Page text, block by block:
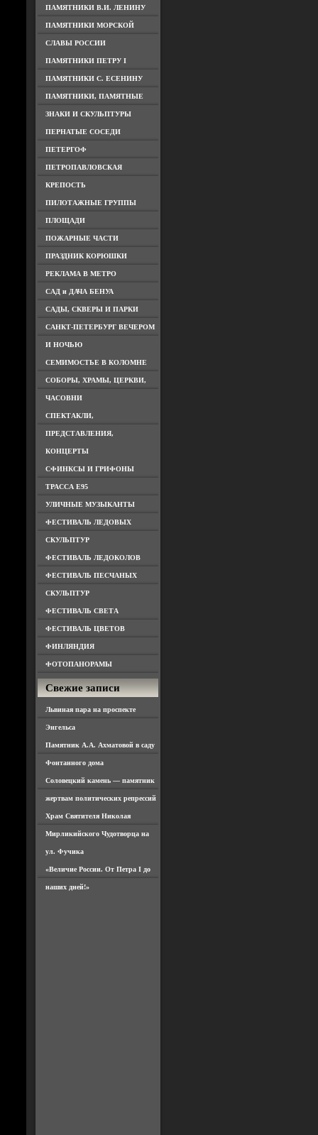
ПАМЯТНИКИ В.И. ЛЕНИНУ
ПАМЯТНИКИ МОРСКОЙ
СЛАВЫ РОССИИ
ПАМЯТНИКИ ПЕТРУ I
ПАМЯТНИКИ С. ЕСЕНИНУ
ПАМЯТНИКИ, ПАМЯТНЫЕ
ЗНАКИ И СКУЛЬПТУРЫ
ПЕРНАТЫЕ СОСЕДИ
ПЕТЕРГОФ
ПЕТРОПАВЛОВСКАЯ
КРЕПОСТЬ
ПИЛОТАЖНЫЕ ГРУППЫ
ПЛОЩАДИ
ПОЖАРНЫЕ ЧАСТИ
ПРАЗДНИК КОРЮШКИ
РЕКЛАМА В МЕТРО
САД и ДАЧА БЕНУА
САДЫ, СКВЕРЫ И ПАРКИ
САНКТ-ПЕТЕРБУРГ ВЕЧЕРОМ
И НОЧЬЮ
СЕМИМОСТЬЕ В КОЛОМНЕ
СОБОРЫ, ХРАМЫ, ЦЕРКВИ,
ЧАСОВНИ
СПЕКТАКЛИ,
ПРЕДСТАВЛЕНИЯ,
КОНЦЕРТЫ
СФИНКСЫ И ГРИФОНЫ
ТРАССА Е95
УЛИЧНЫЕ МУЗЫКАНТЫ
ФЕСТИВАЛЬ ЛЕДОВЫХ
СКУЛЬПТУР
ФЕСТИВАЛЬ ЛЕДОКОЛОВ
ФЕСТИВАЛЬ ПЕСЧАНЫХ
СКУЛЬПТУР
ФЕСТИВАЛЬ СВЕТА
ФЕСТИВАЛЬ ЦВЕТОВ
ФИНЛЯНДИЯ
ФОТОПАНОРАМЫ
Свежие записи
Львиная пара на проспекте
Энгельса
Памятник А.А. Ахматовой в саду
Фонтанного дома
Соловецкий камень — памятник
жертвам политических репрессий
Храм Святителя Николая
Мирликийского Чудотворца на
ул. Фучика
«Величие России. От Петра I до
наших дней!»